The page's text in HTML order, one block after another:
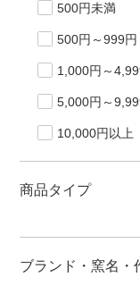
500円未満
500円～999円
1,000円～
5,000円～
10,000円以上
商品タイプ
ブランド・窯名・